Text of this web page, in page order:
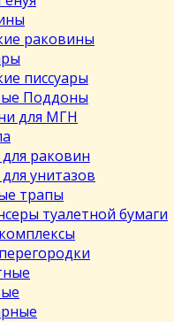
раковины
писсуары
Поддоны
для МГН
раковин
унитазов
трапы
туалетной бумаги